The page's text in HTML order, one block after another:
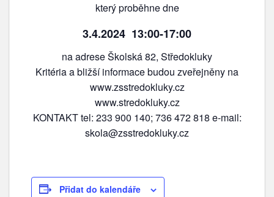
který proběhne dne
3.4.2024 13:00-17:00
na adrese Školská 82, Středokluky
Kritéria a bližší informace budou zveřejněny na
www.zsstredokluky.cz
www.stredokluky.cz
KONTAKT tel: 233 900 140; 736 472 818 e-mail:
skola@zsstredokluky.cz
Přidat do kalendáře